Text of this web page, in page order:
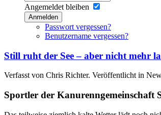
Angemeldet bleiben
Anmelden
Passwort vergessen?
Benutzername vergessen?
Still ruht der See – aber nicht mehr
Verfasst von Chris Richter. Veröffentlicht in
Sportler der Kanurenngemeinschaft